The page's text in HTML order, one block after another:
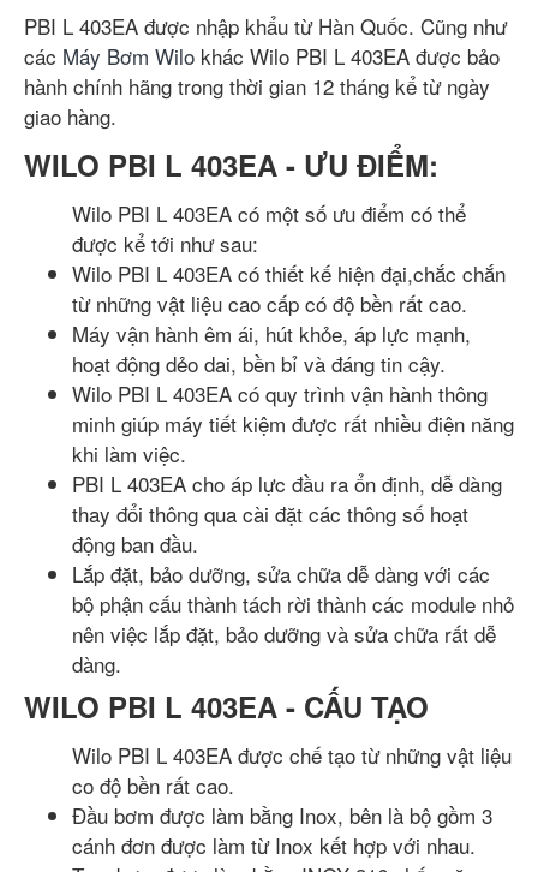
PBI L 403EA được nhập khẩu từ Hàn Quốc. Cũng như
các Máy Bơm Wilo khác Wilo PBI L 403EA được bảo
hành chính hãng trong thời gian 12 tháng kể từ ngày
giao hàng.
WILO PBI L 403EA - ƯU ĐIỂM:
Wilo PBI L 403EA có một số ưu điểm có thể
được kể tới như sau:
Wilo PBI L 403EA có thiết kế hiện đại,chắc chắn
từ những vật liệu cao cấp có độ bền rất cao.
Máy vận hành êm ái, hút khỏe, áp lực mạnh,
hoạt động dẻo dai, bền bỉ và đáng tin cậy.
Wilo PBI L 403EA có quy trình vận hành thông
minh giúp máy tiết kiệm được rất nhiều điện năng
khi làm việc.
PBI L 403EA cho áp lực đầu ra ổn định, dễ dàng
thay đổi thông qua cài đặt các thông số hoạt
động ban đầu.
Lắp đặt, bảo dưỡng, sửa chữa dễ dàng với các
bộ phận cấu thành tách rời thành các module nhỏ
nên việc lắp đặt, bảo dưỡng và sửa chữa rất dễ
dàng.
WILO PBI L 403EA - CẤU TẠO
Wilo PBI L 403EA được chế tạo từ những vật liệu
co độ bền rất cao.
Đầu bơm được làm bằng Inox, bên là bộ gồm 3
cánh đơn được làm từ Inox kết hợp với nhau.